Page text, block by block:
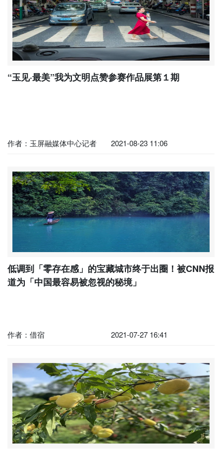
“玉见·最美”我为文明点赞参赛作品展第１期
作者：玉屏融媒体中心记者 2021-08-23 11:06
低调到「零存在感」的宝藏城市终于出圈！被CNN报
道为「中国最容易被忽视的秘境」
作者：借宿 2021-07-27 16:41